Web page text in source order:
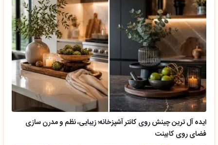
ایده آل ترین چینش روی کانتر آشپزخانه؛ زیبایی، نظم و مدرن سازی
فضای روی کابینت